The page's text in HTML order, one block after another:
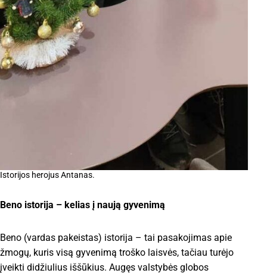
Istorijos herojus Antanas.
Beno istorija – kelias į naują gyvenimą
Beno (vardas pakeistas) istorija – tai pasakojimas apie
žmogų, kuris visą gyvenimą troško laisvės, tačiau turėjo
įveikti didžiulius iššūkius. Augęs valstybės globos